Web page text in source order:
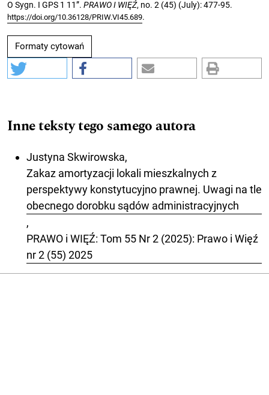
O Sygn. I GPS 1 11”. PRAWO I WIĘŹ, no. 2 (45) (July): 477-95.
https://doi.org/10.36128/PRIW.VI45.689.
Formaty cytowań
Inne teksty tego samego autora
Justyna Skwirowska,
Zakaz amortyzacji lokali mieszkalnych z
perspektywy konstytucyjno prawnej. Uwagi na tle
obecnego dorobku sądów administracyjnych
,
PRAWO i WIĘŹ: Tom 55 Nr 2 (2025): Prawo i Więź
nr 2 (55) 2025